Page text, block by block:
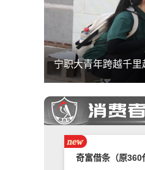
宁职大青年跨越千里
携程旅游APP非
附属票不退费。
举报镇江豪利汽
退款
汽车严重质量问
不处理
奇富借条（原360